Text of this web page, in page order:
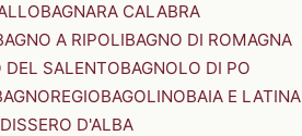
BAGNARA CALABRA
A RIPOLIBAGNO DI ROMAGNA
DEL SALENTOBAGNOLO DI PO
BAGOLINOBAIA E LATINA
D'ALBA